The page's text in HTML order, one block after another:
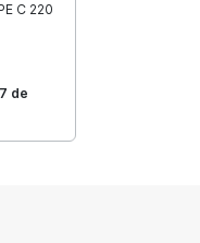
C 220
de